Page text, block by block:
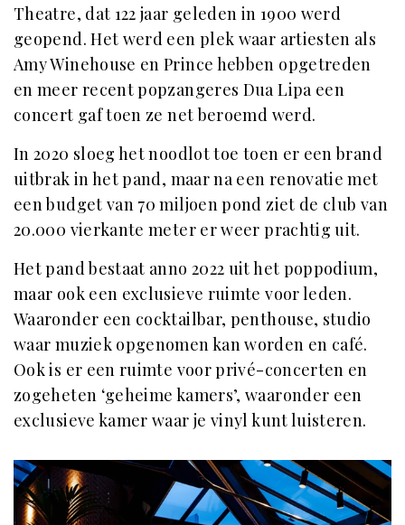
Theatre, dat 122 jaar geleden in 1900 werd
geopend. Het werd een plek waar artiesten als
Amy Winehouse en Prince hebben opgetreden
en meer recent popzangeres Dua Lipa een
concert gaf toen ze net beroemd werd.
In 2020 sloeg het noodlot toe toen er een brand
uitbrak in het pand, maar na een renovatie met
een budget van 70 miljoen pond ziet de club van
20.000 vierkante meter er weer prachtig uit.
Het pand bestaat anno 2022 uit het poppodium,
maar ook een exclusieve ruimte voor leden.
Waaronder een cocktailbar, penthouse, studio
waar muziek opgenomen kan worden en café.
Ook is er een ruimte voor privé-concerten en
zogeheten ‘geheime kamers’, waaronder een
exclusieve kamer waar je vinyl kunt luisteren.